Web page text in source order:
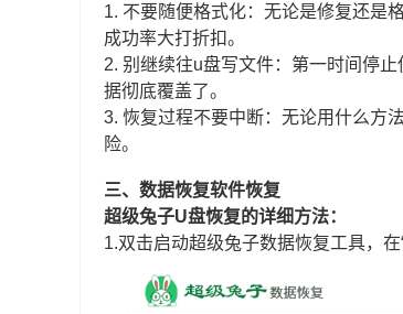
1. 不要随便格式化：无论是修复还是
成功率大打折扣。
2. 别继续往u盘写文件：第一时间停
据彻底覆盖了。
3. 恢复过程不要中断：无论用什么方
险。
三、数据恢复软件恢复
超级兔子U盘恢复的详细方法：
1.双击启动超级兔子数据恢复工具，在